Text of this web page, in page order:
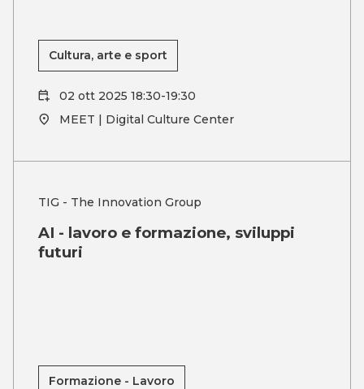
Cultura, arte e sport
02 ott 2025 18:30-19:30
MEET | Digital Culture Center
TIG - The Innovation Group
AI - lavoro e formazione, sviluppi
futuri
Formazione - Lavoro